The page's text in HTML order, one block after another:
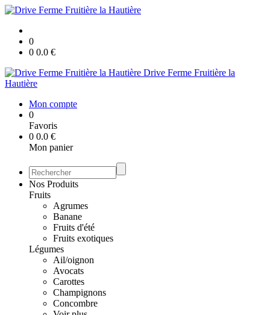
0
0 0.0 €
Drive Ferme Fruitière la
Hautière
Mon compte
0
Favoris
0 0.0 €
Mon panier
Nos Produits
Fruits
Agrumes
Banane
Fruits d'été
Fruits exotiques
Légumes
Ail/oignon
Avocats
Carottes
Champignons
Concombre